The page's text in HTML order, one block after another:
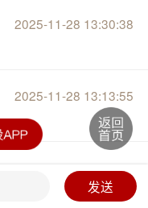
2025-11-28 13:30:38
2025-11-28 13:13:55
2025-09-11 16:32:04
发送